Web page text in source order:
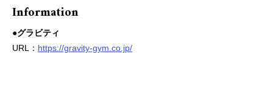
Information
●グラビティ
URL： https://gravity-gym.co.jp/